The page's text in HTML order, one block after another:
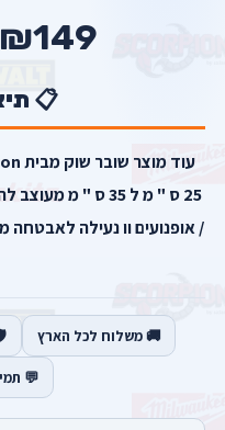
₪149
📋
25 ס " מ ל 35 ס " מ
🚚 משלוח לכל הארץ
💬